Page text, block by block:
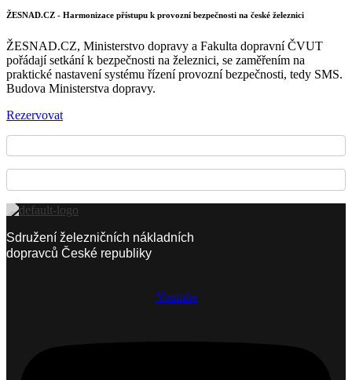
ŽESNAD.CZ - Harmonizace přístupu k provozní bezpečnosti na české železnici
ŽESNAD.CZ, Ministerstvo dopravy a Fakulta dopravní ČVUT
pořádají setkání k bezpečnosti na železnici, se zaměřením na
praktické nastavení systému řízení provozní bezpečnosti, tedy SMS.
Budova Ministerstva dopravy.
Rezervovat
Sdružení železničních nákladních
dopravců České republiky
Youtube